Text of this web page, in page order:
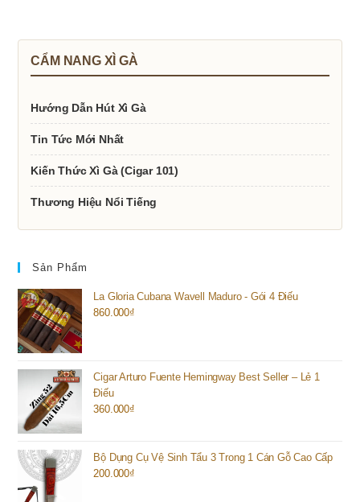
CẨM NANG XÌ GÀ
Hướng Dẫn Hút Xì Gà
Tin Tức Mới Nhất
Kiến Thức Xì Gà (Cigar 101)
Thương Hiệu Nổi Tiếng
Sản Phẩm
La Gloria Cubana Wavell Maduro - Gói 4 Điếu
860.000₫
Cigar Arturo Fuente Hemingway Best Seller – Lẻ 1
Điếu
360.000₫
Bộ Dụng Cụ Vệ Sinh Tẩu 3 Trong 1 Cán Gỗ Cao Cấp
200.000₫